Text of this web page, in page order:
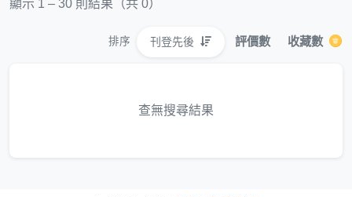
顯示 1 – 30 則結果（共 0）
排序 刊登先後 評價數 收藏數
查無搜尋結果